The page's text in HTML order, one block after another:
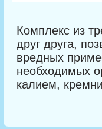
Комплекс из
друг друга,
вредных
необходимых
калием,